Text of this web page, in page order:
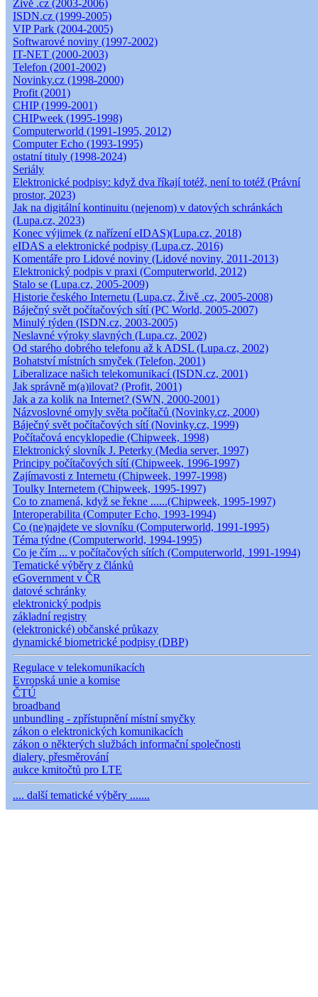
Živě .cz (2003-2006)
ISDN.cz (1999-2005)
VIP Park (2004-2005)
Softwarové noviny (1997-2002)
IT-NET (2000-2003)
Telefon (2001-2002)
Novinky.cz (1998-2000)
Profit (2001)
CHIP (1999-2001)
CHIPweek (1995-1998)
Computerworld (1991-1995, 2012)
Computer Echo (1993-1995)
ostatní tituly (1998-2024)
Seriály
Elektronické podpisy: když dva říkají totéž, není to totéž (Právní
prostor, 2023)
Jak na digitální kontinuitu (nejenom) v datových schránkách
(Lupa.cz, 2023)
Konec výjimek (z nařízení eIDAS)(Lupa.cz, 2018)
eIDAS a elektronické podpisy (Lupa.cz, 2016)
Komentáře pro Lidové noviny (Lidové noviny, 2011-2013)
Elektronický podpis v praxi (Computerworld, 2012)
Stalo se (Lupa.cz, 2005-2009)
Historie českého Internetu (Lupa.cz, Živě .cz, 2005-2008)
Báječný svět počítačových sítí (PC World, 2005-2007)
Minulý týden (ISDN.cz, 2003-2005)
Neslavné výroky slavných (Lupa.cz, 2002)
Od starého dobrého telefonu až k ADSL (Lupa.cz, 2002)
Bohatství místních smyček (Telefon, 2001)
Liberalizace našich telekomunikací (ISDN.cz, 2001)
Jak správně m(a)ilovat? (Profit, 2001)
Jak a za kolik na Internet? (SWN, 2000-2001)
Názvoslovné omyly světa počítačů (Novinky.cz, 2000)
Báječný svět počítačových sítí (Novinky.cz, 1999)
Počítačová encyklopedie (Chipweek, 1998)
Elektronický slovník J. Peterky (Media server, 1997)
Principy počítačových sítí (Chipweek, 1996-1997)
Zajímavosti z Internetu (Chipweek, 1997-1998)
Toulky Internetem (Chipweek, 1995-1997)
Co to znamená, když se řekne ......(Chipweek, 1995-1997)
Interoperabilita (Computer Echo, 1993-1994)
Co (ne)najdete ve slovníku (Computerworld, 1991-1995)
Téma týdne (Computerworld, 1994-1995)
Co je čím ... v počítačových sítích (Computerworld, 1991-1994)
Tematické výběry z článků
eGovernment v ČR
datové schránky
elektronický podpis
základní registry
(elektronické) občanské průkazy
dynamické biometrické podpisy (DBP)
Regulace v telekomunikacích
Evropská unie a komise
ČTÚ
broadband
unbundling - zpřístupnění místní smyčky
zákon o elektronických komunikacích
zákon o některých službách informační společnosti
dialery, přesměrování
aukce kmitočtů pro LTE
.... další tematické výběry .......